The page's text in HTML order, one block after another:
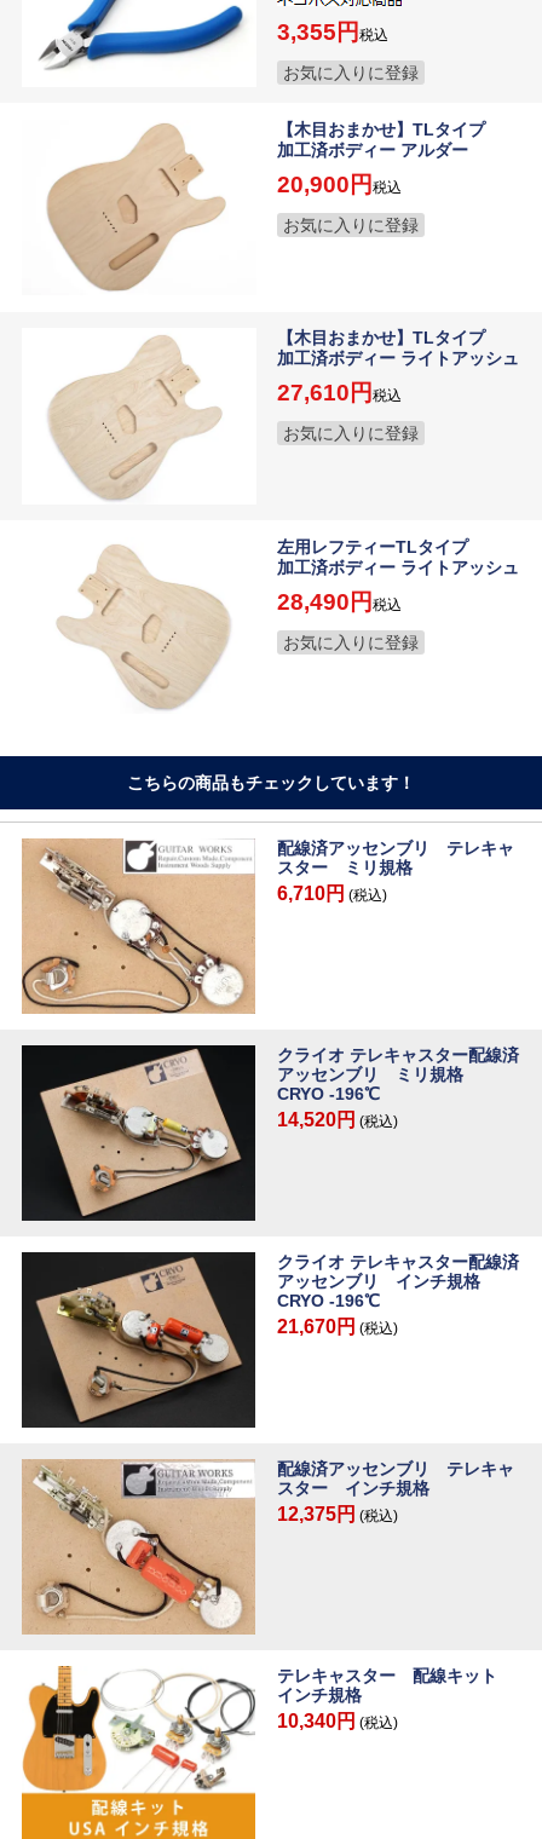
3,355 税込
お気に入りに登録
【木目おまかせ】TLタイプ
加工済ボディー アルダー
20,900 税込
お気に入りに登録
【木目おまかせ】TLタイプ
加工済ボディー ライトアッシュ
27,610 税込
お気に入りに登録
左用レフティーTLタイプ
加工済ボディー ライトアッシュ
28,490 税込
お気に入りに登録
こちらの商品もチェックしています！
配線済アッセンブリ テレキャ
スター ミリ規格
6,710円 (税込)
クライオ テレキャスター配線済
アッセンブリ ミリ規格
CRYO -196℃
14,520円 (税込)
クライオ テレキャスター配線済
アッセンブリ インチ規格
CRYO -196℃
21,670円 (税込)
配線済アッセンブリ テレキャ
スター インチ規格
12,375円 (税込)
テレキャスター 配線キット
インチ規格
10,340円 (税込)